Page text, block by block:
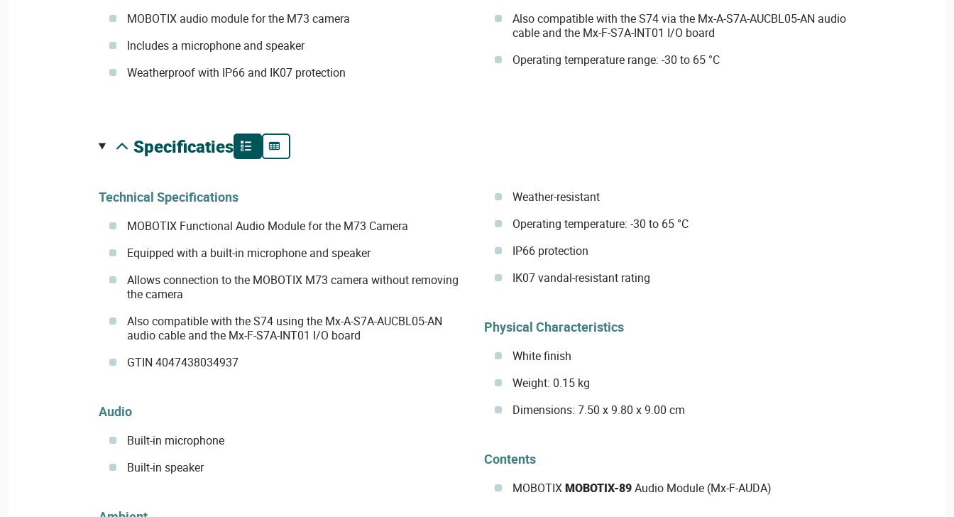
MOBOTIX audio module for the M73 camera
Includes a microphone and speaker
Weatherproof with IP66 and IK07 protection
Also compatible with the S74 via the Mx-A-S7A-AUCBL05-AN audio
cable and the Mx-F-S7A-INT01 I/O board
Operating temperature range: -30 to 65 °C
specificaties
Technical Specifications
MOBOTIX Functional Audio Module for the M73 Camera
Equipped with a built-in microphone and speaker
Allows connection to the MOBOTIX M73 camera without removing
the camera
Also compatible with the S74 using the Mx-A-S7A-AUCBL05-AN
audio cable and the Mx-F-S7A-INT01 I/O board
GTIN 4047438034937
Audio
Built-in microphone
Built-in speaker
Weather-resistant
Operating temperature: -30 to 65 °C
IP66 protection
IK07 vandal-resistant rating
Physical Characteristics
White finish
Weight: 0.15 kg
Dimensions: 7.50 x 9.80 x 9.00 cm
Contents
MOBOTIXMOBOTIX-89Audio Module (Mx-F-AUDA)